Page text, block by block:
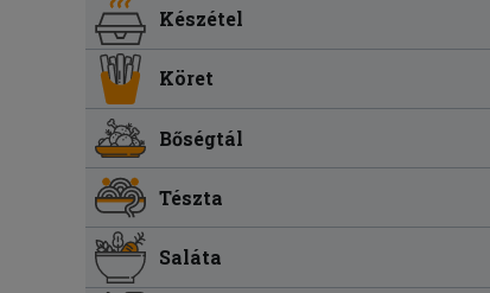
Készétel
Köret
Bőségtál
Tészta
Saláta